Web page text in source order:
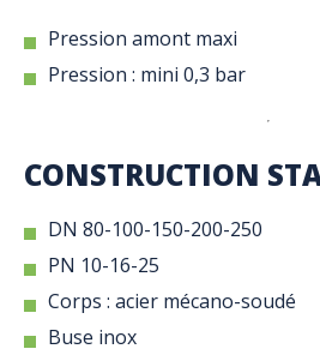
Pression amont maxi
Pression : mini 0,3 bar
CONSTRUCTION
DN 80-100-150-200-250
PN 10-16-25
Corps : acier mécano-soudé
Buse inox